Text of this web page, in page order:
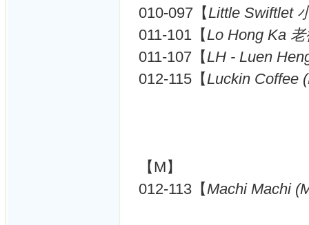
010-097【Little Swiftlet
011-101【Lo Hong Ka
011-107【LH - Luen
012-115【Luckin Coffee
【M】
012-113【Machi Machi